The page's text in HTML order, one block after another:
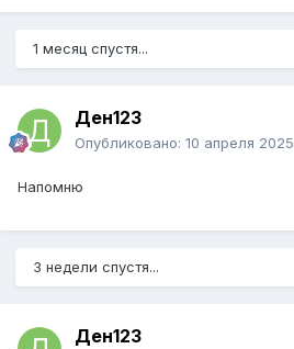
1 месяц спустя...
Ден123
Опубликовано: 10 апреля 2025
Напомню
3 недели спустя...
Ден123